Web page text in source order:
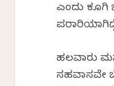
ಎಂದು ಕೂಗಿ
ಹಲವಾರು
ಸಹವಾಸವೇ